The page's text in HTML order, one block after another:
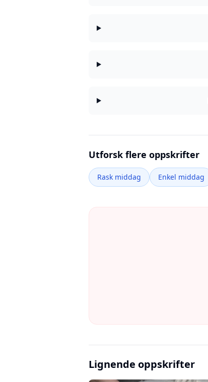
Utforsk flere oppskrifter
Rask middag Enkel middag
Lignende oppskrifter